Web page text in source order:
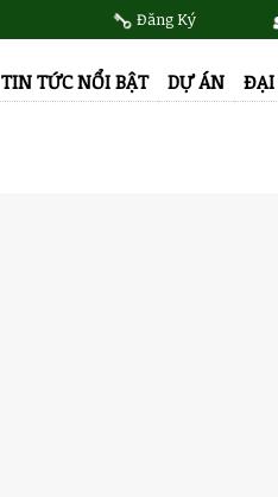
Đăng Ký
TIN TỨC NỔI BẬT DỰ ÁN ĐẠI